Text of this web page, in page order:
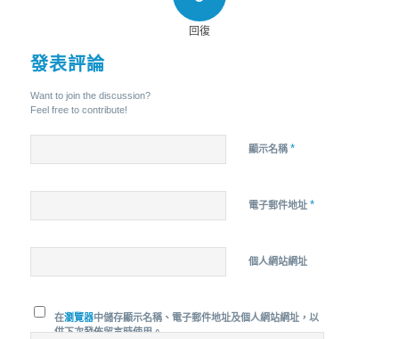
回復
發表評論
Want to join the discussion?
Feel free to contribute!
顯示名稱 *
電子郵件地址 *
個人網站網址
在瀏覽器中儲存顯示名稱、電子郵件地址及個人網站網址，以
供下次發佈留言時使用。